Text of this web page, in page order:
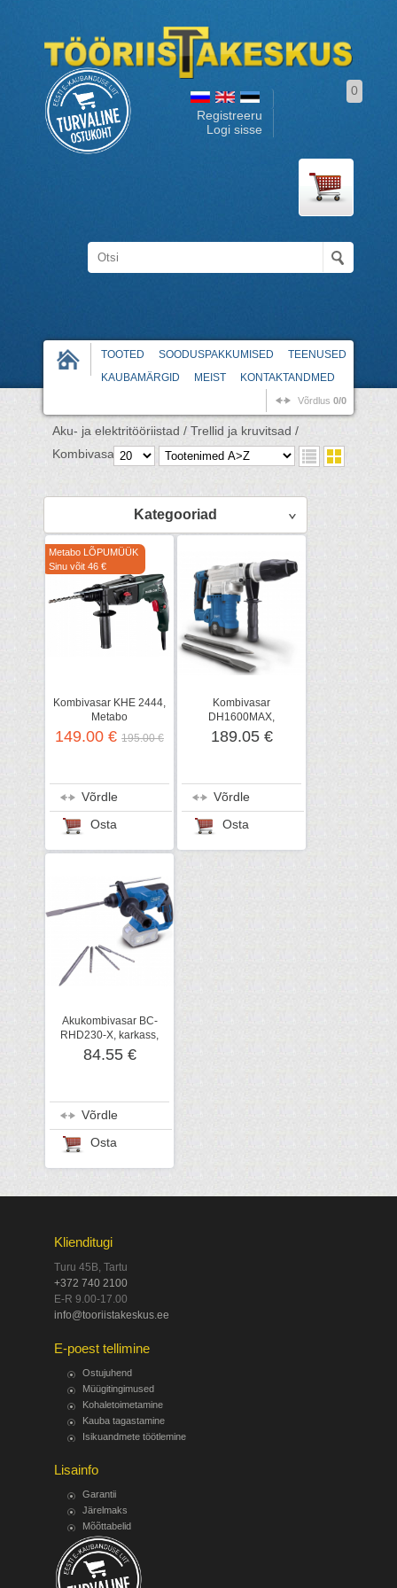
Registreeru
Logi sisse
0
TOOTED SOODUSPAKKUMISED
TEENUSED
KAUBAMÄRGID
MEIST KONTAKTANDMED
Võrdlus 0/0
Aku- ja elektritööriistad / Trellid ja kruvitsad /
Kombivasarad /
Kategooriad
Metabo LÕPUMÜÜK
Sinu võit 46 €
Kombivasar KHE 2444,
Metabo
149.00 € 195.00 €
Võrdle
Osta
Kombivasar
DH1600MAX,
Scheppach
189.05 €
Võrdle
Osta
Akukombivasar BC-
RHD230-X, karkass,
Scheppach
84.55 €
Võrdle
Osta
Klienditugi
Turu 45B, Tartu
+372 740 2100
E-R 9.00-17.00
info@tooriistakeskus.ee
E-poest tellimine
Ostujuhend
Müügitingimused
Kohaletoimetamine
Kauba tagastamine
Isikuandmete töötlemine
Lisainfo
Garantii
Järelmaks
Mõõttabelid